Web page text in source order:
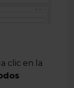
clic en la